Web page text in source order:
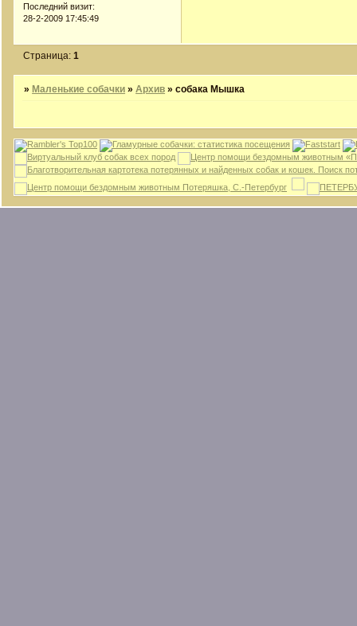
Последний визит:
28-2-2009 17:45:49
Страница:1
» Маленькие собачки » Архив »собака Мышка